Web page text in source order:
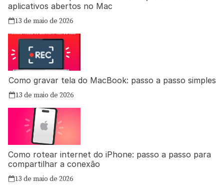
aplicativos abertos no Mac
13 de maio de 2026
Como gravar tela do MacBook: passo a passo simples
13 de maio de 2026
Como rotear internet do iPhone: passo a passo para
compartilhar a conexão
13 de maio de 2026